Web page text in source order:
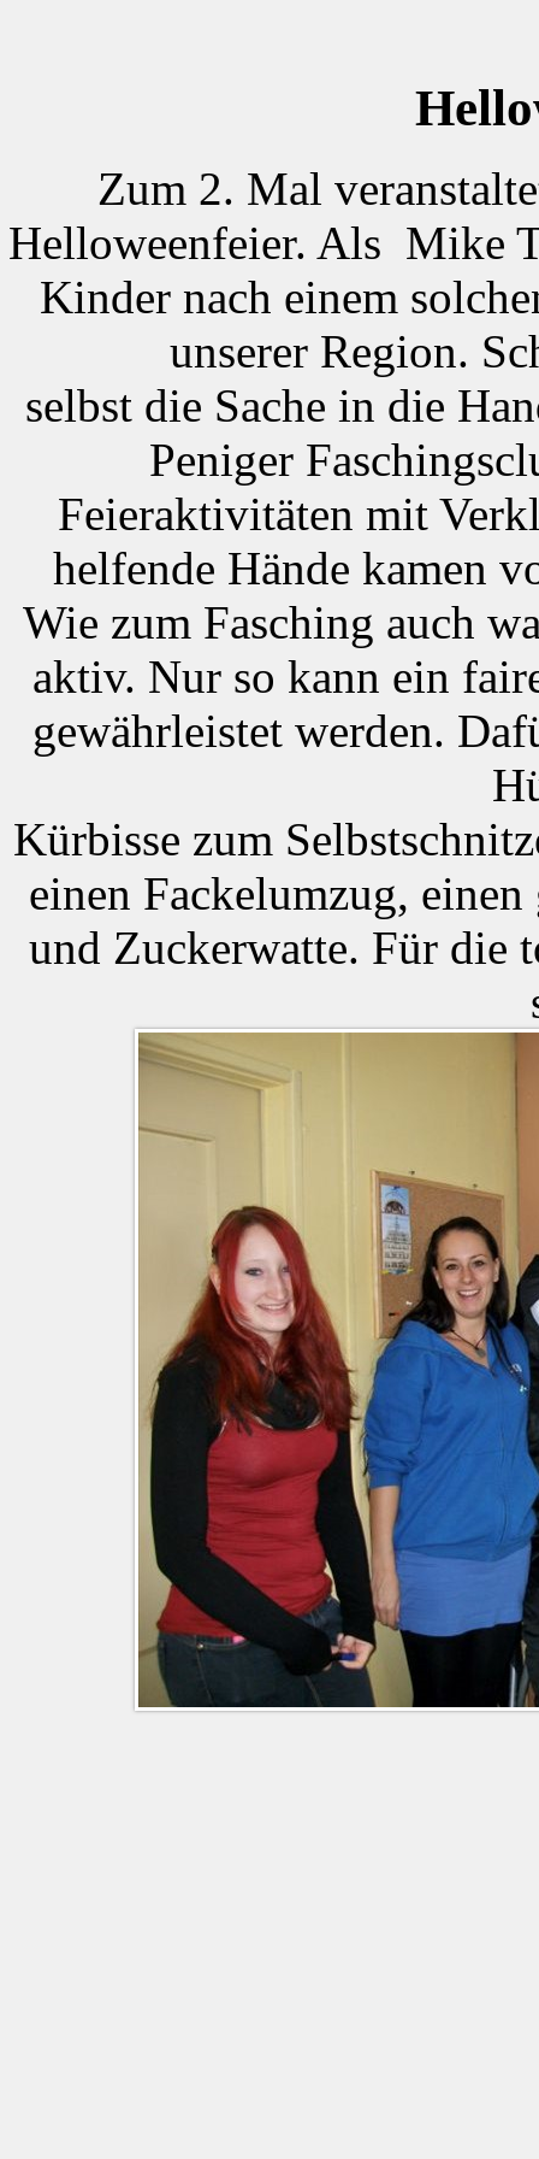
Zum 2. Mal
Helloweenfeier. Als Mike
Kinder nach einem
unserer Region.
selbst die Sache in die
Peniger
Feieraktivitäten mit
helfende Hände kamen
Wie zum Fasching auch
aktiv. Nur so kann ein
gewährleistet werden.
Kürbisse zum
einen Fackelumzug,
und Zuckerwatte. Für die